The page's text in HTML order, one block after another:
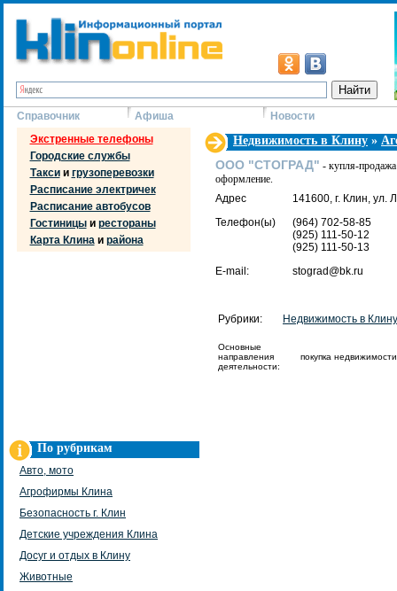
Справочник Афиша
Новости
Экстренные телефоны
Городские службы
Таксии грузоперевозки
Расписание электричек
Расписание автобусов
Гостиницыи рестораны
Карта Клинаи района
По рубрикам
Авто, мото
Агрофирмы Клина
Безопасность г. Клин
Детские учреждения Клина
Досуг и отдых в Клину
Животные
Недвижимость в Клину »
ООО "СТОГРАД" - купля-
оформление.
Адрес
141600, г. Клин, ул.
Телефон(ы)
(964) 702-58-85
(925) 111-50-12
(925) 111-50-13
E-mail:
stograd@bk.ru
Рубрики: Недвижимость в Клину
Основные
направления
деятельности:
покупка